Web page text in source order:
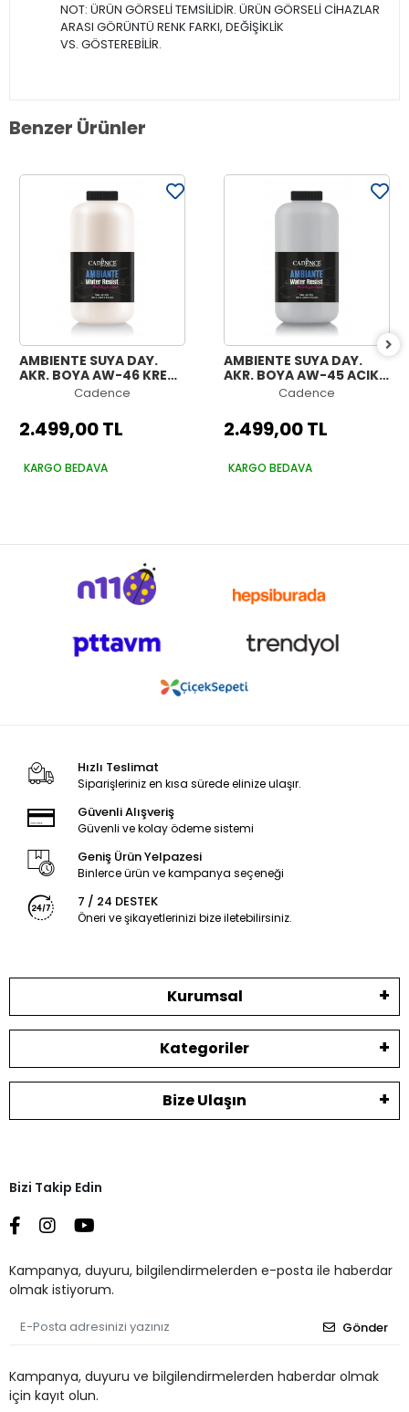
NOT: ÜRÜN GÖRSELİ TEMSİLİDİR. ÜRÜN GÖRSELİ CİHAZLAR
ARASI GÖRÜNTÜ RENK FARKI, DEĞİŞİKLİK
VS. GÖSTEREBİLİR.
Benzer Ürünler
AMBIENTE SUYA DAY.
AKR. BOYA AW-46 KREM
2000ML + KATALİZÖR
Cadence
2.499,00 TL
KARGO BEDAVA
AMBIENTE SUYA DAY.
AKR. BOYA AW-45 AÇIK
GRİ 2000ML +
Cadence
2.499,00 TL
KARGO BEDAVA
Hızlı Teslimat
Siparişleriniz en kısa sürede elinize ulaşır.
Güvenli Alışveriş
Güvenli ve kolay ödeme sistemi
Geniş Ürün Yelpazesi
Binlerce ürün ve kampanya seçeneği
7 / 24 DESTEK
Öneri ve şikayetlerinizi bize iletebilirsiniz.
Kurumsal
Kategoriler
Bize Ulaşın
Bizi Takip Edin
Kampanya, duyuru, bilgilendirmelerden e-posta ile haberdar
olmak istiyorum.
Gönder
Kampanya, duyuru ve bilgilendirmelerden haberdar olmak
için kayıt olun.